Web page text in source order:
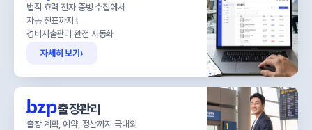
법적 효력 전자 증빙 수집에서
자동 전표까지 !
경비지출관리 완전 자동화
자세히 보기›
출장관리
출장 계획, 예약, 정산까지 국내외